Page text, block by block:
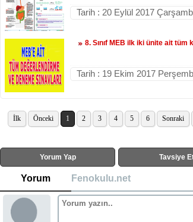
Tarih : 20 Eylül 2017
8. Sınıf MEB ilk iki ünite ait tüm
Tarih : 19 Ekim 2017
İlk Önceki 1 2 3 4 5 6 Sonraki
Yorum Yap Tavsiye
Yorum Fenokulu.net